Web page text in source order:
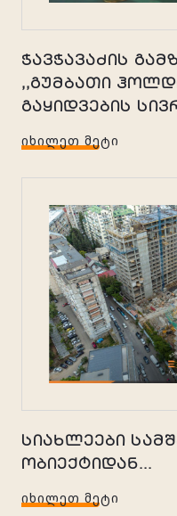
ჭავჭავაძის
,,გუმბათი
გაყიდვების
ᲘᲮᲘᲚᲔᲗ ᲛᲔᲢᲘ
სიახლეები
ობიექტიდან...
ᲘᲮᲘᲚᲔᲗ ᲛᲔᲢᲘ